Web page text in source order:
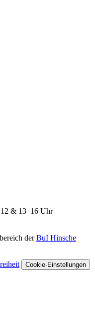
& 13–16 Uhr
derBuI Hinsche
Cookie-Einstellungen